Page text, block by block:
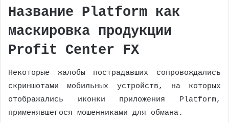
Название Platform как
маскировка продукции
Profit Center FX
Некоторые жалобы пострадавших сопровождались
скриншотами мобильных устройств, на которых
отображались иконки приложения Platform,
применявшегося мошенниками для обмана.